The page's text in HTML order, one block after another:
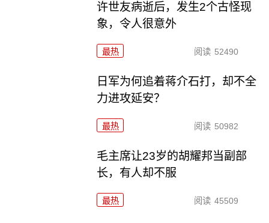
许世友病逝后，发生2个古怪现
象，令人很意外
最热 阅读 52490
日军为何追着蒋介石打，却不全
力进攻延安？
最热 阅读 50982
毛主席让23岁的胡耀邦当副部
长，有人却不服
最热 阅读 45509